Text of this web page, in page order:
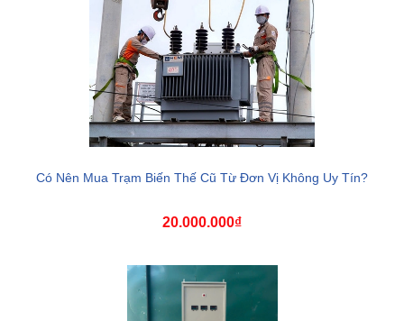
Có Nên Mua Trạm Biến Thế Cũ Từ Đơn Vị Không Uy Tín?
20.000.000₫